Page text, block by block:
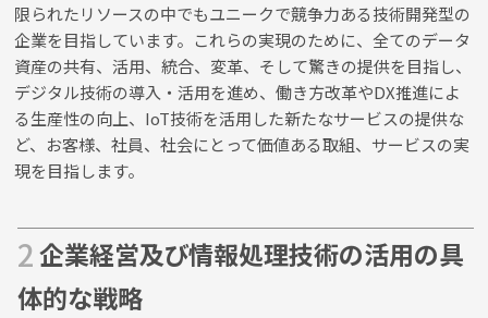
限られたリソースの中でもユニークで競争力ある技術開発型の
企業を目指しています。これらの実現のために、全てのデータ
資産の共有、活用、統合、変革、そして驚きの提供を目指し、
デジタル技術の導入・活用を進め、働き方改革やDX推進によ
る生産性の向上、IoT技術を活用した新たなサービスの提供な
ど、お客様、社員、社会にとって価値ある取組、サービスの実
現を目指します。
企業経営及び情報処理技術の活用の具
体的な戦略